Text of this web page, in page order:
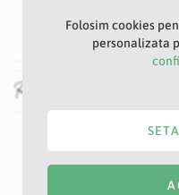
60 cm
Recenzii
Folosim cookies
personalizata